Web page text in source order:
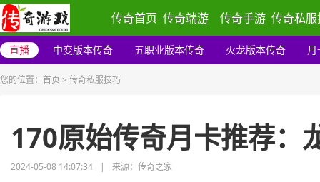
传奇首页 传奇端游 传奇手游 传奇私
直播 中变版本传奇 五职业版本传奇 火龙版本传奇 月
您的位置： 首页 > 传奇私服技巧
170原始传奇月卡推荐：
2024-05-08 14:07:34 | 来源：传奇之家